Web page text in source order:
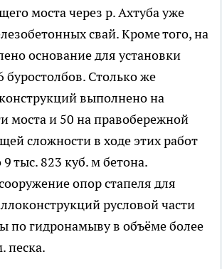
моста через р. Ахтуба уже
свай. Кроме того, на
основание для установки
буростолбов. Столько же
выполнено на
моста и 50 на правобережной
сложности в ходе этих работ
тыс. 823 куб. м бетона.
опор стапеля для
русловой части
по гидронамыву в объёме более
песка.